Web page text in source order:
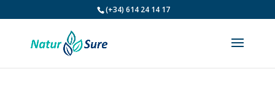
(+34) 614 24 14 17